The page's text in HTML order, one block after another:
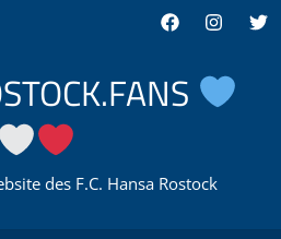
Facebook
des F.C. Hansa Rostock